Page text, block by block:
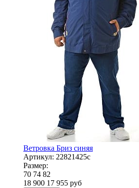
Ветровка Бриз синяя
Артикул: 22821425с
Размер:
70 74 82
18 900 17 955 руб